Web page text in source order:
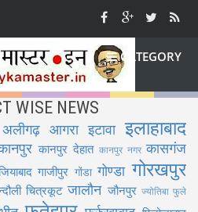
CATEGORY
WISE NEWS
अलीगढ़ आगरा इटावा इलाहाबाद
कानपुर देहात कानपुर नगर कासगंज
गाजीपुर गोंडा गोण्डा गोरखपुर
चित्रकूट जालौन जौनपुर ज्योतिबा फुले